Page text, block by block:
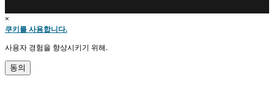
×
쿠키를 사용합니다.
사용자 경험을 향상시키기 위해.
동의